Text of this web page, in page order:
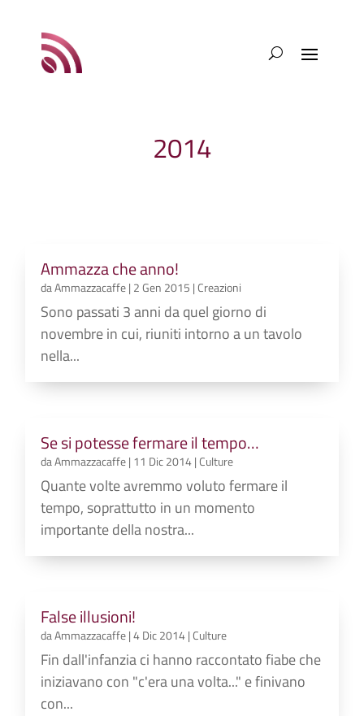
2014
Ammazza che anno!
daAmmazzacaffe| 2 Gen 2015 |Creazioni
Sono passati 3 anni da quel giorno di
novembre in cui, riuniti intorno a un tavolo
nella...
Se si potesse fermare il tempo…
daAmmazzacaffe| 11 Dic 2014|Culture
Quante volte avremmo voluto fermare il
tempo, soprattutto in un momento
importante della nostra...
False illusioni!
daAmmazzacaffe|4 Dic 2014|Culture
Fin dall'infanzia ci hanno raccontato fiabe che
iniziavano con "c'era una volta..." e finivano
con...